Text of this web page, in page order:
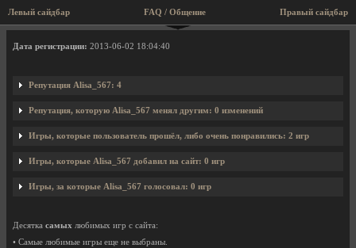
Левый сайдбар Правый сайдбар
FAQ / Общение
Профиль пользователя Alisa_567
Дата регистрации: 2013-06-02 18:04:40
Репутация Alisa_567: 4
Репутация, которую Alisa_567 менял другим: 0 изменений
Игры, которые пользователь прошёл, либо очень понравились: 2 игр
Игры, которые Alisa_567 добавил на сайт: 0 игр
Игры, за которые Alisa_567 голосовал: 0 игр
Десятка самых любимых игр с сайта:
• Самые любимые игры еще не выбраны.